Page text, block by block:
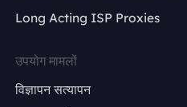
Long Acting ISP Proxies
उपयोग मामलों
विज्ञापन सत्यापन